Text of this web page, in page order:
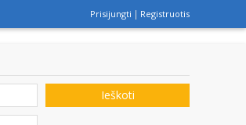
Prisijungti Registruotis
Ieškoti